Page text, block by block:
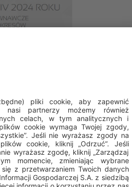
temat wielkości
dane
Ponad 85
IV kwartale 2024 r.
wartości…
Czytaj więcej→